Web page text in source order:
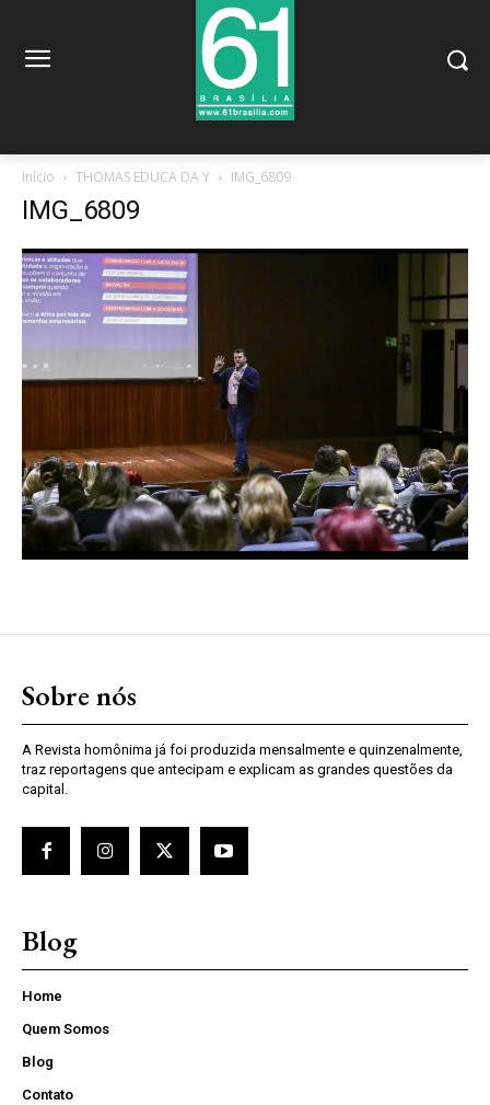
Início THOMAS EDUCA DA Y IMG_6809
IMG_6809
Sobre nós
A Revista homônima já foi produzida mensalmente e quinzenalmente,
traz reportagens que antecipam e explicam as grandes questões da
capital.
Blog
Home
Quem Somos
Blog
Contato